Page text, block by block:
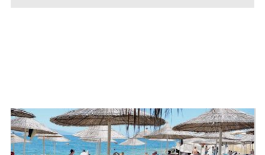
ЗА НАС
КОНТАКТИ
ОБЩИ УСЛОВИЯ ПАКЕТНИ
ПЪТУВАНИЯ
ПОЛИТИКА ЗА ПОВЕРИТЕЛНОСТ